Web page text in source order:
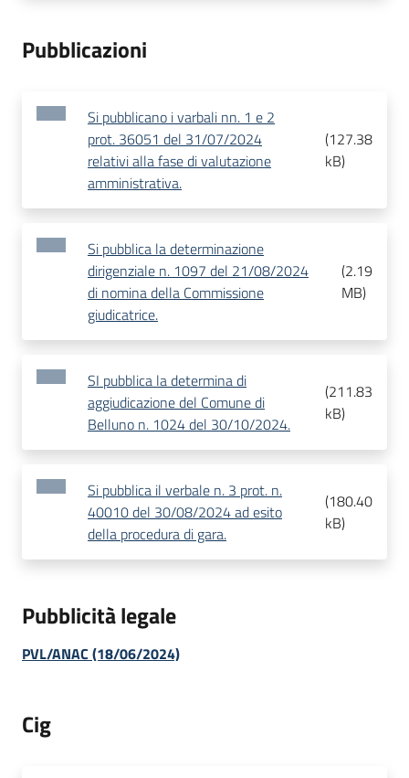
Pubblicazioni
Si pubblicano i varbali nn. 1 e 2
prot. 36051 del 31/07/2024
relativi alla fase di valutazione
amministrativa.
(127.38
kB)
Si pubblica la determinazione
dirigenziale n. 1097 del 21/08/2024
di nomina della Commissione
giudicatrice.
(2.19
MB)
SI pubblica la determina di
aggiudicazione del Comune di
Belluno n. 1024 del 30/10/2024.
(211.83
kB)
Si pubblica il verbale n. 3 prot. n.
40010 del 30/08/2024 ad esito
della procedura di gara.
(180.40
kB)
Pubblicità legale
PVL/ANAC (18/06/2024)
Cig